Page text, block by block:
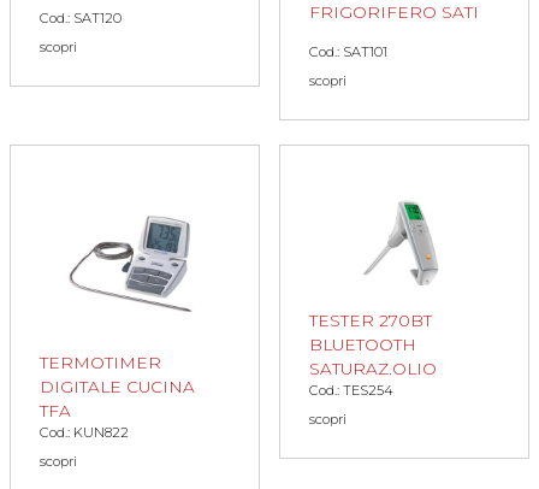
Cod.: SAT120
scopri
FRIGORIFERO SATI
Cod.: SAT101
scopri
TERMOTIMER
DIGITALE CUCINA
TFA
Cod.: KUN822
scopri
TESTER 270BT
BLUETOOTH
SATURAZ.OLIO
Cod.: TES254
scopri